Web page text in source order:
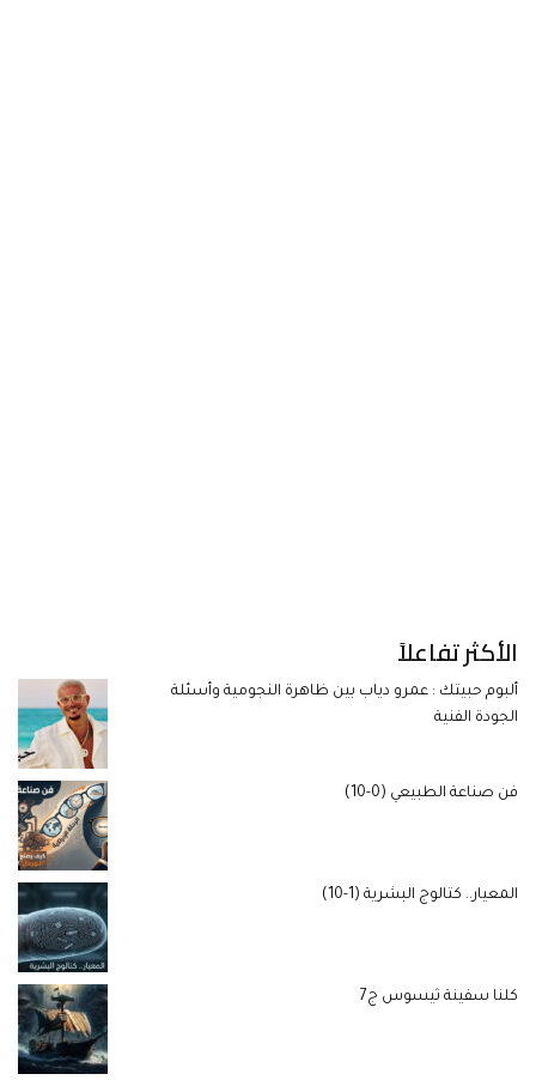
الأكثر تفاعلاً
ألبوم حبيتك : عمرو دياب بين ظاهرة النجومية وأسئلة
الجودة الفنية
فن صناعة الطبيعي (0-10)
المعيار.. كتالوج البشرية (1-10)
كلنا سفينة ثيسوس ج7